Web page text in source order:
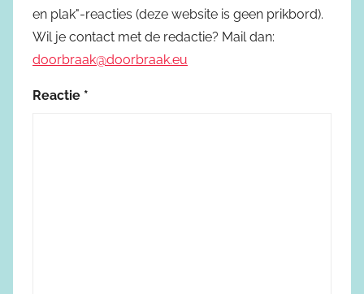
en plak"-reacties (deze website is geen prikbord).
Wil je contact met de redactie? Mail dan:
doorbraak@doorbraak.eu
Reactie *